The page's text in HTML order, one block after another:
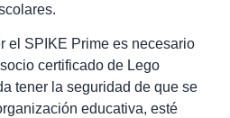
el SPIKE Prime es necesario
certificado de Lego
tener la seguridad de que se
educativa, esté